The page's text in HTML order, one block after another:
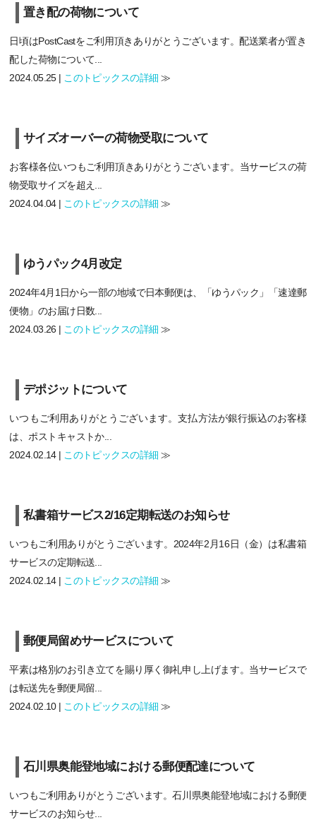
置き配の荷物について
日頃はPostCastをご利用頂きありがとうございます。配送業者が置き
配した荷物について...
2024.05.25 | このトピックスの詳細 ≫
サイズオーバーの荷物受取について
お客様各位いつもご利用頂きありがとうございます。当サービスの荷
物受取サイズを超え...
2024.04.04 | このトピックスの詳細 ≫
ゆうパック4月改定
2024年4月1日から一部の地域で日本郵便は、「ゆうパック」「速達郵
便物」のお届け日数...
2024.03.26 | このトピックスの詳細 ≫
デポジットについて
いつもご利用ありがとうございます。支払方法が銀行振込のお客様
は、ポストキャストか...
2024.02.14 | このトピックスの詳細 ≫
私書箱サービス2/16定期転送のお知らせ
いつもご利用ありがとうございます。2024年2月16日（金）は私書箱
サービスの定期転送...
2024.02.14 | このトピックスの詳細 ≫
郵便局留めサービスについて
平素は格別のお引き立てを賜り厚く御礼申し上げます。当サービスで
は転送先を郵便局留...
2024.02.10 | このトピックスの詳細 ≫
石川県奥能登地域における郵便配達について
いつもご利用ありがとうございます。石川県奥能登地域における郵便
サービスのお知らせ...